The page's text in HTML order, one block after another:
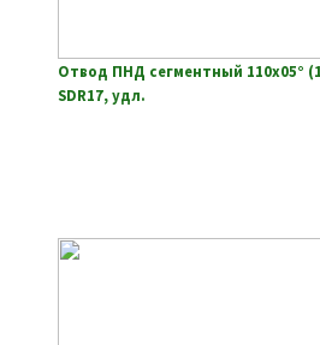
Отвод ПНД сегментный 110х05°
SDR17, удл.